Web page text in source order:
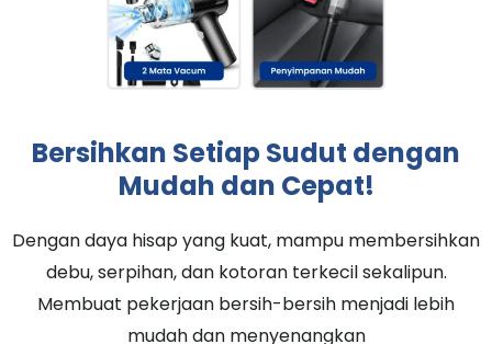
Bersihkan Setiap Sudut dengan
Mudah dan Cepat!
Dengan daya hisap yang kuat, mampu membersihkan
debu, serpihan, dan kotoran terkecil sekalipun.
Membuat pekerjaan bersih-bersih menjadi lebih
mudah dan menyenangkan